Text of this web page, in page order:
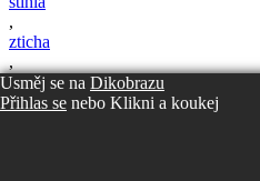
,
zticha
,
manželka
Nahlásit problém s licencí
Usměj se na Dikobrazu
Přihlas se nebo Klikni a koukej